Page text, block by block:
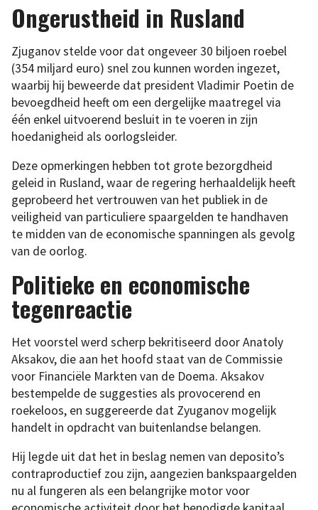
Ongerustheid in Rusland
Zjuganov stelde voor dat ongeveer 30 biljoen roebel
(354 miljard euro) snel zou kunnen worden ingezet,
waarbij hij beweerde dat president Vladimir Poetin de
bevoegdheid heeft om een dergelijke maatregel via
één enkel uitvoerend besluit in te voeren in zijn
hoedanigheid als oorlogsleider.
Deze opmerkingen hebben tot grote bezorgdheid
geleid in Rusland, waar de regering herhaaldelijk heeft
geprobeerd het vertrouwen van het publiek in de
veiligheid van particuliere spaargelden te handhaven
te midden van de economische spanningen als gevolg
van de oorlog.
Politieke en economische
tegenreactie
Het voorstel werd scherp bekritiseerd door Anatoly
Aksakov, die aan het hoofd staat van de Commissie
voor Financiële Markten van de Doema. Aksakov
bestempelde de suggesties als provocerend en
roekeloos, en suggereerde dat Zyuganov mogelijk
handelt in opdracht van buitenlandse belangen.
Hij legde uit dat het in beslag nemen van deposito’s
contraproductief zou zijn, aangezien bankspaargelden
nu al fungeren als een belangrijke motor voor